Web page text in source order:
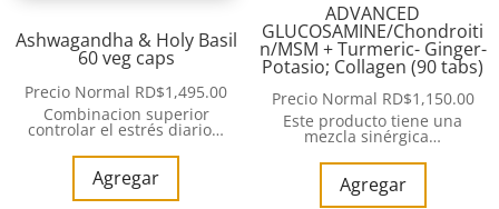
Ashwagandha & Holy Basil
60 veg caps
Precio Normal RD$1,495.00
Combinacion superior
controlar el estrés diario…
Agregar
ADVANCED
GLUCOSAMINE/Chondroiti
n/MSM + Turmeric- Ginger-
Potasio; Collagen (90 tabs)
Precio Normal RD$1,150.00
Este producto tiene una
mezcla sinérgica…
Agregar